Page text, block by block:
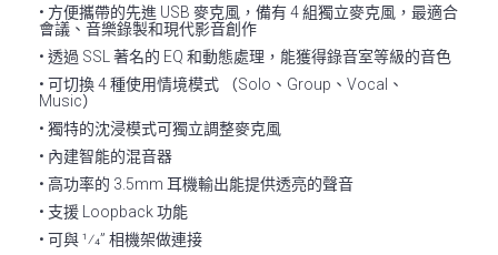
• 方便攜帶的先進 USB 麥克風，備有 4 組獨立麥克風，最適合
會議、音樂錄製和現代影音創作
• 透過 SSL 著名的 EQ 和動態處理，能獲得錄音室等級的音色
• 可切換 4 種使用情境模式 （Solo、Group、Vocal、
Music）
• 獨特的沈浸模式可獨立調整麥克風
• 內建智能的混音器
• 高功率的 3.5mm 耳機輸出能提供透亮的聲音
• 支援 Loopback 功能
• 可與 1⁄4” 相機架做連接